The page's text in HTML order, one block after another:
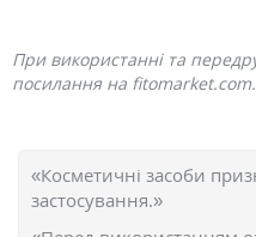
При використанні та
посилання на
«Косметичні засоби
застосування.»